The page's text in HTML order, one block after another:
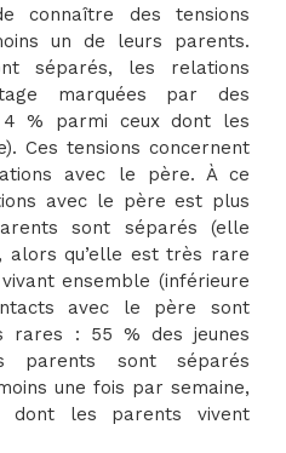
connaître des tensions
un de leurs parents.
séparés, les relations
marquées par des
% parmi ceux dont les
Ces tensions concernent
avec le père. À ce
avec le père est plus
sont séparés (elle
alors qu’elle est très rare
ensemble (inférieure
avec le père sont
rares : 55 % des jeunes
parents sont séparés
une fois par semaine,
les parents vivent